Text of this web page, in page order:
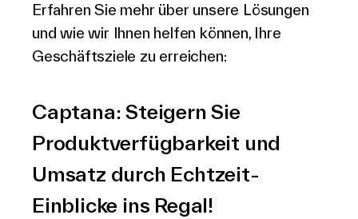
Erfahren Sie mehr über unsere Lösungen
und wie wir Ihnen helfen können, Ihre
Geschäftsziele zu erreichen:
Captana: Steigern Sie
Produktverfügbarkeit und
Umsatz durch Echtzeit-
Einblicke ins Regal!